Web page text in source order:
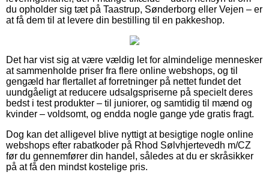
du opholder sig tæt på Taastrup, Sønderborg eller Vejen – er
at få dem til at levere din bestilling til en pakkeshop.
Det har vist sig at være vældig let for almindelige mennesker
at sammenholde priser fra flere online webshops, og til
gengæld har flertallet af forretninger på nettet fundet det
uundgåeligt at reducere udsalgspriserne på specielt deres
bedst i test produkter – til juniorer, og samtidig til mænd og
kvinder – voldsomt, og endda nogle gange yde gratis fragt.
Dog kan det alligevel blive nyttigt at besigtige nogle online
webshops efter rabatkoder på Rhod Sølvhjertevedh m/CZ
før du gennemfører din handel, således at du er skråsikker
på at få den mindst kostelige pris.